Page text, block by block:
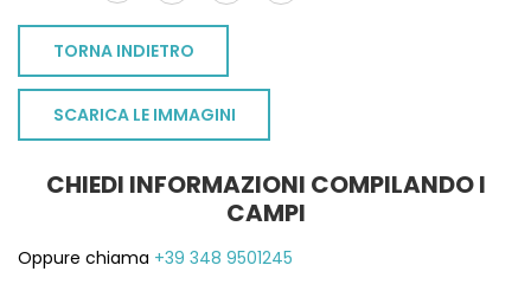
TORNA INDIETRO
SCARICA LE IMMAGINI
CHIEDI INFORMAZIONI COMPILANDO I
CAMPI
Oppure chiama +39 348 9501245